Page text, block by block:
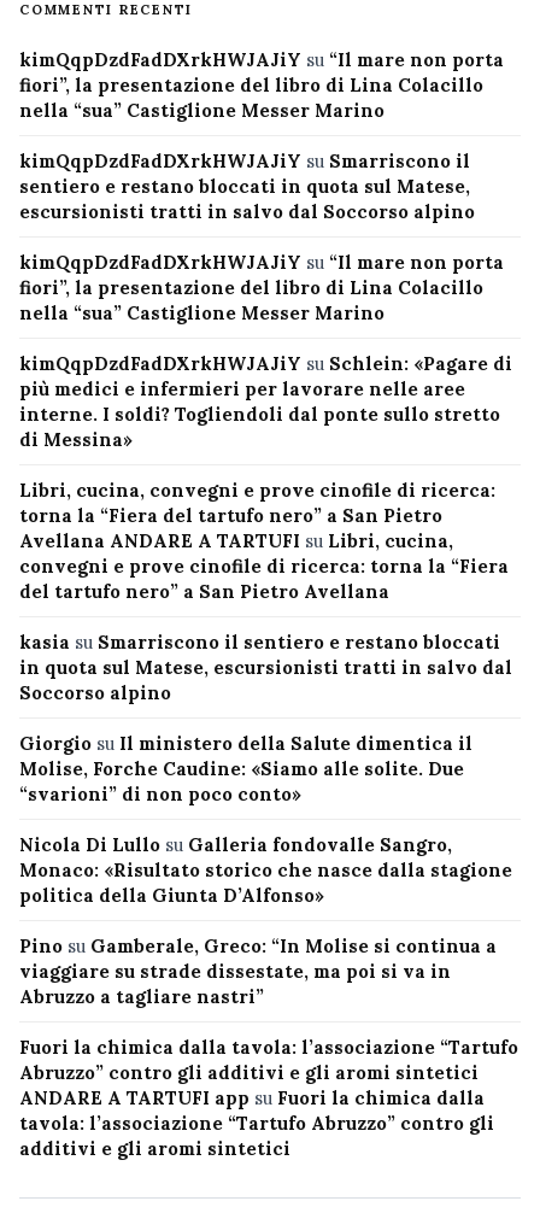
COMMENTI RECENTI
kimQqpDzdFadDXrkHWJAJiY su “Il mare non porta
fiori”, la presentazione del libro di Lina Colacillo
nella “sua” Castiglione Messer Marino
kimQqpDzdFadDXrkHWJAJiY su Smarriscono il
sentiero e restano bloccati in quota sul Matese,
escursionisti tratti in salvo dal Soccorso alpino
kimQqpDzdFadDXrkHWJAJiY su “Il mare non porta
fiori”, la presentazione del libro di Lina Colacillo
nella “sua” Castiglione Messer Marino
kimQqpDzdFadDXrkHWJAJiY su Schlein: «Pagare di
più medici e infermieri per lavorare nelle aree
interne. I soldi? Togliendoli dal ponte sullo stretto
di Messina»
Libri, cucina, convegni e prove cinofile di ricerca:
torna la “Fiera del tartufo nero” a San Pietro
Avellana ANDARE A TARTUFI su Libri, cucina,
convegni e prove cinofile di ricerca: torna la “Fiera
del tartufo nero” a San Pietro Avellana
kasia su Smarriscono il sentiero e restano bloccati
in quota sul Matese, escursionisti tratti in salvo dal
Soccorso alpino
Giorgio su Il ministero della Salute dimentica il
Molise, Forche Caudine: «Siamo alle solite. Due
“svarioni” di non poco conto»
Nicola Di Lullo su Galleria fondovalle Sangro,
Monaco: «Risultato storico che nasce dalla stagione
politica della Giunta D’Alfonso»
Pino su Gamberale, Greco: “In Molise si continua a
viaggiare su strade dissestate, ma poi si va in
Abruzzo a tagliare nastri”
Fuori la chimica dalla tavola: l’associazione “Tartufo
Abruzzo” contro gli additivi e gli aromi sintetici
ANDARE A TARTUFI app su Fuori la chimica dalla
tavola: l’associazione “Tartufo Abruzzo” contro gli
additivi e gli aromi sintetici